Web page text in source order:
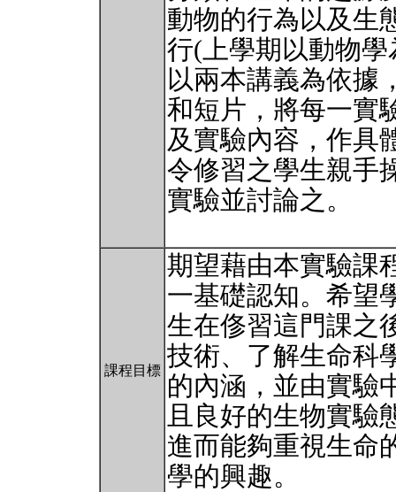
動物的行為以及生
行(上學期以動物學
以兩本講義為依據
和短片，將每一實
及實驗內容，作具
令修習之學生親手
實驗並討論之。
課程目標
期望藉由本實驗課
一基礎認知。希望
生在俢習這門課之
技術、了解生命科
的內涵，並由實驗
且良好的生物實驗
進而能夠重視生命
學的興趣。